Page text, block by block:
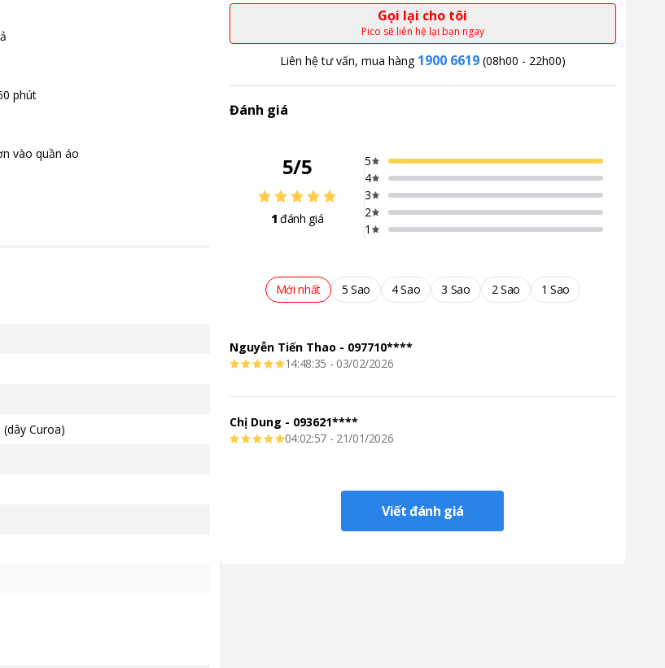
phút
vào quần áo
Curoa)
Gọi lại cho tôi
Pico sẽ liên hệ lại bạn ngay
Liên hệ tư vấn, mua hàng 1900 6619 (08h00 - 22h00)
Đánh giá
5/5
1 đánh giá
5
4
3
2
1
Mới nhất 5 Sao 4 Sao 3 Sao 2 Sao 1 Sao
Nguyễn Tiến Thao - 097710****
14:48:35 - 03/02/2026
Chị Dung - 093621****
04:02:57 - 21/01/2026
Viết đánh giá